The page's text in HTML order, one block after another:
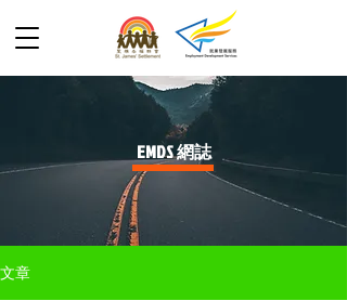
​EMDS 網誌
文章